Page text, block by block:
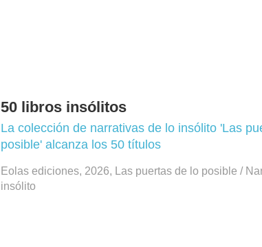
50 libros insólitos
La colección de narrativas de lo insólito 'Las
posible' alcanza los 50 títulos
Eolas ediciones, 2026, Las puertas de lo posible /
insólito